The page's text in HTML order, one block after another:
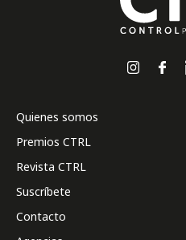
Quienes somos
Premios CTRL
Revista CTRL
Suscríbete
Contacto